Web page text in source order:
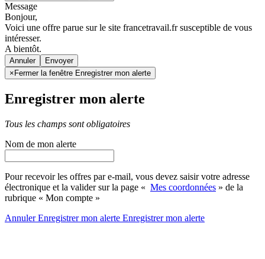
Message
Bonjour,
Voici une offre parue sur le site francetravail.fr susceptible de vous
intéresser.
A bientôt.
Annuler
× Fermer la fenêtre Enregistrer mon alerte
Enregistrer mon alerte
Tous les champs sont obligatoires
Nom de mon alerte
Pour recevoir les offres par e-mail, vous devez saisir votre adresse
électronique et la valider sur la page « Mes coordonnées » de la
rubrique « Mon compte »
AnnulerEnregistrer mon alerte Enregistrermon alerte